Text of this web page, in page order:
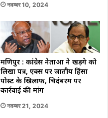
नवम्बर 10, 2024
मणिपुर : कांग्रेस नेताओं ने खड़गे को
लिखा पत्र, एक्स पर जातीय हिंसा
पोस्ट के खिलाफ, चिदंबरम पर
कार्रवाई की मांग
नवम्बर 21, 2024